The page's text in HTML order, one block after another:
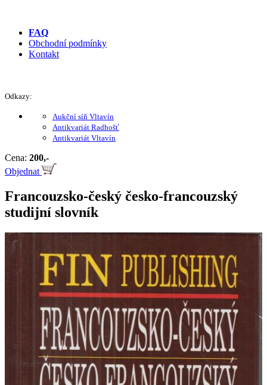
FAQ
Obchodní podmínky
Kontakt
Odkazy:
Aukční síň Vltavín
Antikvariát Radhošť
Antikvariát Vltavín
Cena: 200,-
Objednat
Francouzsko-český česko-francouzský
studijní slovník